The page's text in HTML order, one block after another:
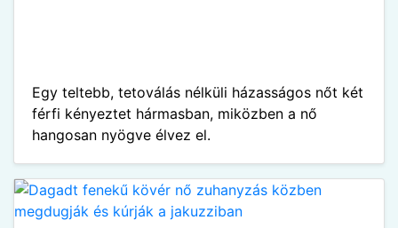
Egy teltebb, tetoválás nélküli házasságos nőt két
férfi kényeztet hármasban, miközben a nő
hangosan nyögve élvez el.